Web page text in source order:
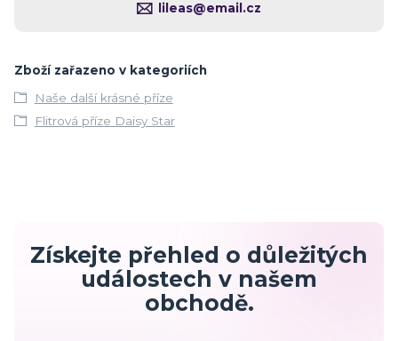
lileas@email.cz
Zboží zařazeno v kategoriích
Naše další krásné příze
Flitrová příze Daisy Star
Získejte přehled o důležitých
událostech v našem
obchodě.